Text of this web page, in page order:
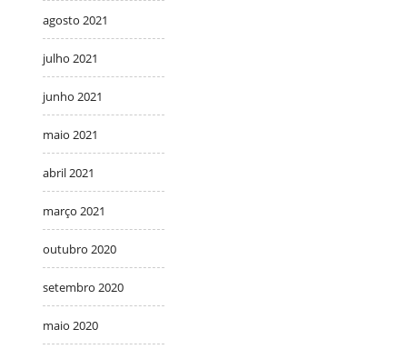
agosto 2021
julho 2021
junho 2021
maio 2021
abril 2021
março 2021
outubro 2020
setembro 2020
maio 2020